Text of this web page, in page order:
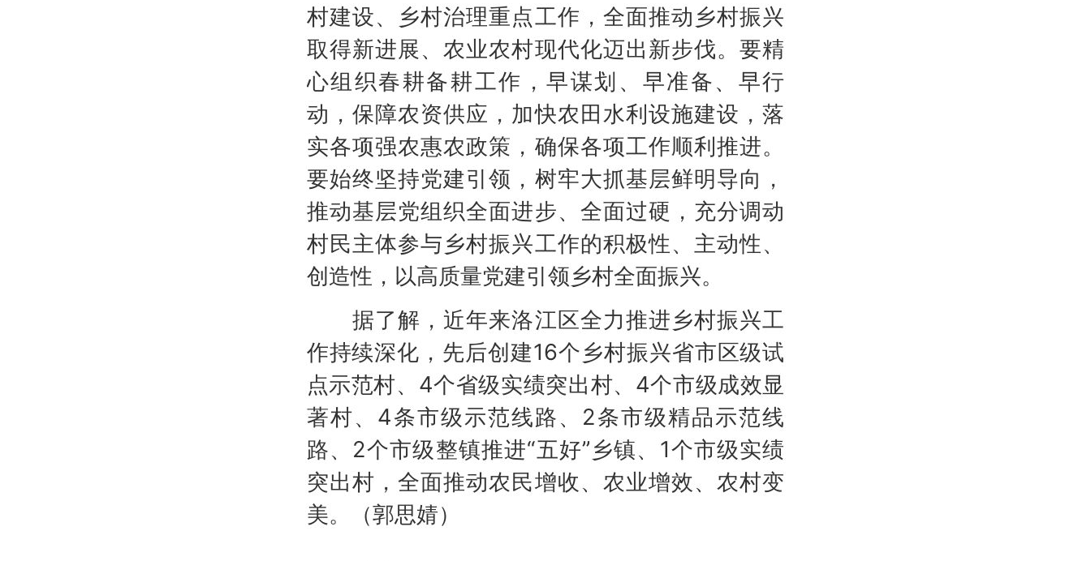
村建设、乡村治理重点工作，全面推动乡村振兴
取得新进展、农业农村现代化迈出新步伐。要精
心组织春耕备耕工作，早谋划、早准备、早行
动，保障农资供应，加快农田水利设施建设，落
实各项强农惠农政策，确保各项工作顺利推进。
要始终坚持党建引领，树牢大抓基层鲜明导向，
推动基层党组织全面进步、全面过硬，充分调动
村民主体参与乡村振兴工作的积极性、主动性、
创造性，以高质量党建引领乡村全面振兴。
据了解，近年来洛江区全力推进乡村振兴工
作持续深化，先后创建16个乡村振兴省市区级试
点示范村、4个省级实绩突出村、4个市级成效显
著村、4条市级示范线路、2条市级精品示范线
路、2个市级整镇推进“五好”乡镇、1个市级实绩
突出村，全面推动农民增收、农业增效、农村变
美。（郭思婧）